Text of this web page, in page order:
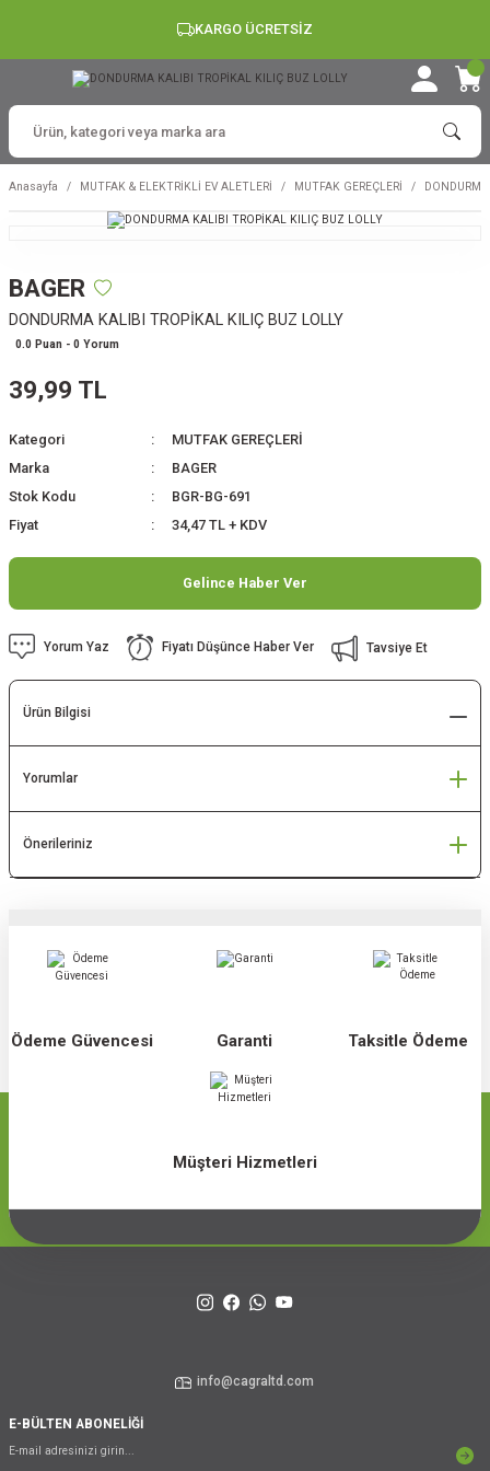
KARGO ÜCRETSİZ
Anasayfa MUTFAK & ELEKTRİKLİ EV ALETLERİ MUTFAK GEREÇLERİ
BAGER
DONDURMA KALIBI TROPİKAL KILIÇ BUZ LOLLY
0.0 Puan - 0 Yorum
39,99 TL
Kategori
MUTFAK GEREÇLERİ
Marka
BAGER
Stok Kodu
BGR-BG-691
Fiyat
34,47 TL + KDV
Gelince Haber Ver
Yorum Yaz Fiyatı Düşünce Haber Ver Tavsiye Et
Ürün Bilgisi
Yorumlar
Önerileriniz
Ödeme Güvencesi Garanti Taksitle Ödeme
Müşteri Hizmetleri
info@cagraltd.com
E-BÜLTEN ABONELİĞİ